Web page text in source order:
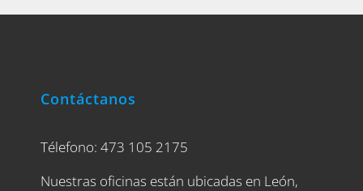
Contáctanos
Télefono: 473 105 2175
Nuestras oficinas están ubicadas en León,